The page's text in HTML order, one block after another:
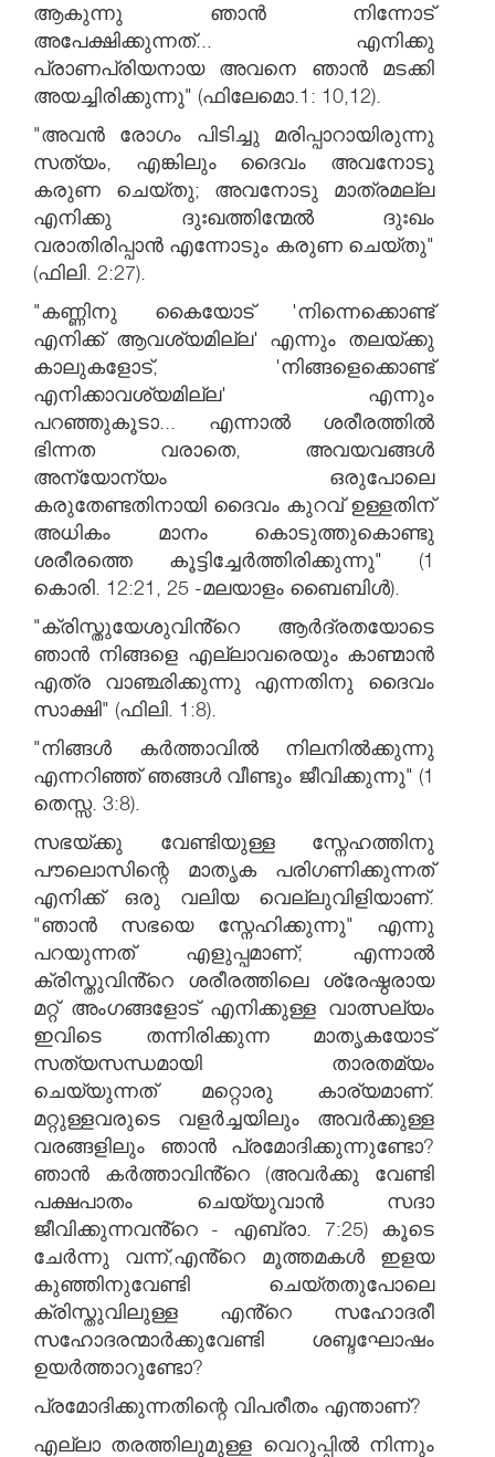
ആകുന്നു ഞാൻ നിന്നോട്
അപേക്ഷിക്കുന്നത്... എനിക്കു
പ്രാണപ്രിയനായ അവനെ ഞാൻ മടക്കി
അയച്ചിരിക്കുന്നു" (ഫിലേമൊ.1: 10,12).
"അവൻ രോഗം പിടിച്ചു മരിപ്പാറായിരുന്നു
സത്യം, എങ്കിലും ദൈവം അവനോടു
കരുണ ചെയ്തു; അവനോടു മാത്രമല്ല
എനിക്കു ദുഃഖത്തിന്മേൽ ദുഃഖം
വരാതിരിപ്പാൻ എന്നോടും കരുണ ചെയ്തു"
(ഫിലി. 2:27).
"കണ്ണിനു കൈയോട് 'നിന്നെക്കൊണ്ട്
എനിക്ക് ആവശ്യമില്ല' എന്നും തലയ്ക്കു
കാലുകളോട്, 'നിങ്ങളെക്കൊണ്ട്
എനിക്കാവശ്യമില്ല' എന്നും
പറഞ്ഞുകൂടാ... എന്നാൽ ശരീരത്തിൽ
ഭിന്നത വരാതെ, അവയവങ്ങൾ
അന്യോന്യം ഒരുപോലെ
കരുതേണ്ടതിനായി ദൈവം കുറവ് ഉള്ളതിന്
അധികം മാനം കൊടുത്തുകൊണ്ടു
ശരീരത്തെ കൂട്ടിച്ചേർത്തിരിക്കുന്നു" (1
കൊരി. 12:21, 25 -മലയാളം ബൈബിൾ).
"ക്രിസ്തുയേശുവിൻ്റെ ആർദ്രതയോടെ
ഞാൻ നിങ്ങളെ എല്ലാവരെയും കാണ്മാൻ
എത്ര വാഞ്ഛിക്കുന്നു എന്നതിനു ദൈവം
സാക്ഷി" (ഫിലി. 1:8).
"നിങ്ങൾ കർത്താവിൽ നിലനിൽക്കുന്നു
എന്നറിഞ്ഞ് ഞങ്ങൾ വീണ്ടും ജീവിക്കുന്നു" (1
തെസ്സ. 3:8).
സഭയ്ക്കു വേണ്ടിയുള്ള സ്നേഹത്തിനു
പൗലൊസിന്റെ മാതൃക പരിഗണിക്കുന്നത്
എനിക്ക് ഒരു വലിയ വെല്ലുവിളിയാണ്.
"ഞാൻ സഭയെ സ്നേഹിക്കുന്നു" എന്നു
പറയുന്നത് എളുപ്പമാണ്; എന്നാൽ
ക്രിസ്തുവിൻ്റെ ശരീരത്തിലെ ശ്രേഷ്ഠരായ
മറ്റ് അംഗങ്ങളോട് എനിക്കുള്ള വാത്സല്യം
ഇവിടെ തന്നിരിക്കുന്ന മാതൃകയോട്
സത്യസന്ധമായി താരതമ്യം
ചെയ്യുന്നത് മറ്റൊരു കാര്യമാണ്.
മറ്റുള്ളവരുടെ വളർച്ചയിലും അവർക്കുള്ള
വരങ്ങളിലും ഞാൻ പ്രമോദിക്കുന്നുണ്ടോ?
ഞാൻ കർത്താവിൻ്റെ (അവർക്കു വേണ്ടി
പക്ഷപാതം ചെയ്യുവാൻ സദാ
ജീവിക്കുന്നവൻ്റെ - എബ്രാ. 7:25) കൂടെ
ചേർന്നു വന്ന്,എൻ്റെ മൂത്തമകൾ ഇളയ
കുഞ്ഞിനുവേണ്ടി ചെയ്തതുപോലെ
ക്രിസ്തുവിലുള്ള എൻ്റെ സഹോദരീ
സഹോദരന്മാർക്കുവേണ്ടി ശബ്ദഘോഷം
ഉയർത്താറുണ്ടോ?
പ്രമോദിക്കുന്നതിന്റെ വിപരീതം എന്താണ്?
എല്ലാ തരത്തിലുമുള്ള വെറുപ്പിൽ നിന്നും